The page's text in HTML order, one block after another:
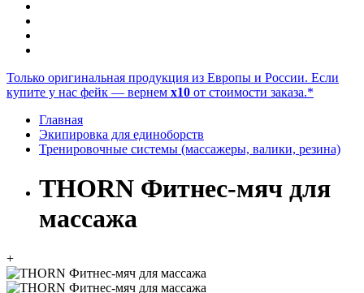
Только оригинальная продукция из Европы и России. Если
купите у нас фейк — вернем x10 от стоимости заказа.*
Главная
Экипировка для единоборств
Тренировочные системы (массажеры, валики, резина)
THORN Фитнес-мяч для
массажа
+